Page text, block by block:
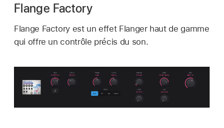
Flange Factory
Flange Factory est un effet Flanger haut de gamme
qui offre un contrôle précis du son.